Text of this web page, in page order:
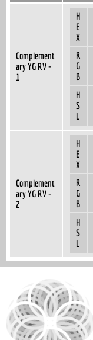
Complement
ary YG RV -
1
H
E
X
R
G
B
H
S
L
Complement
ary YG RV -
2
H
E
X
R
G
B
H
S
L